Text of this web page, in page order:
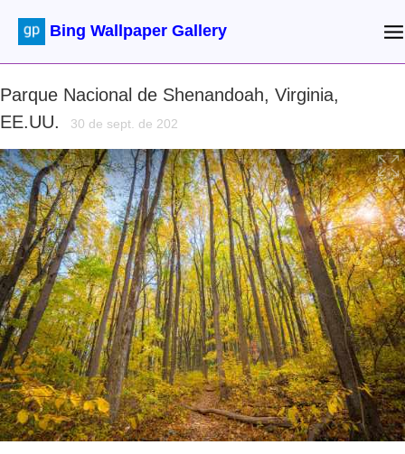
Bing Wallpaper Gallery
Parque Nacional de Shenandoah, Virginia,
EE.UU.
30 de sept. de 202